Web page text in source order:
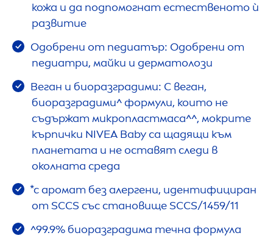
кожа и да подпомогнат естественото ѝ
развитие
Одобрени от педиатър: Одобрени от
педиатри, майки и дерматолози
Веган и биоразградими: С веган,
биоразградими^ формули, които не
съдържат микропластмаса^^, мокрите
кърпички NIVEA Baby са щадящи към
планетата и не оставят следи в
околната среда
*с аромат без алергени, идентифициран
от SCCS със становище SCCS/1459/11
^99.9% биоразградима течна формула